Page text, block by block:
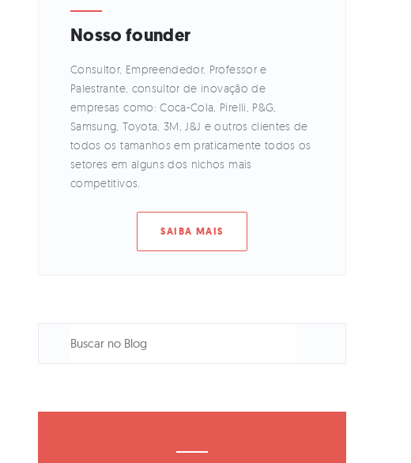
Nosso founder
Consultor, Empreendedor, Professor e
Palestrante, consultor de inovação de
empresas como: Coca-Cola, Pirelli, P&G,
Samsung, Toyota, 3M, J&J e outros clientes de
todos os tamanhos em praticamente todos os
setores em alguns dos nichos mais
competitivos.
SAIBA MAIS